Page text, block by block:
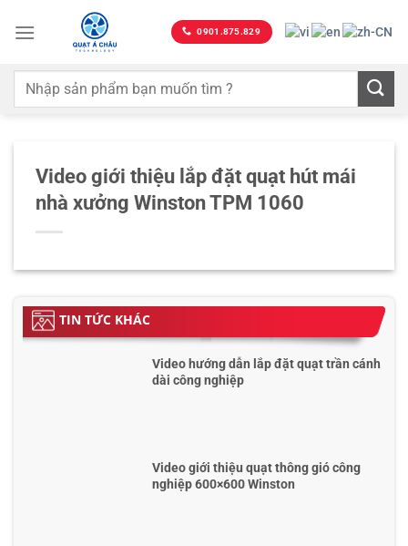
qua
dung
0901.875.829
Video giới thiệu lắp đặt quạt hút mái
nhà xưởng Winston TPM 1060
TIN TỨC KHÁC
Video hướng dẫn lắp đặt quạt trần cánh
dài công nghiệp
Video giới thiệu quạt thông gió công
nghiệp 600×600 Winston